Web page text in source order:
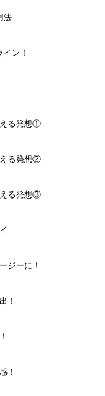
法
ン！
える発想①
える発想②
える発想③
ジーに！
！
！